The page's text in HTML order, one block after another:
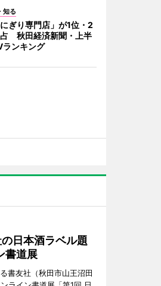
知る
にぎり専門店」が1位・2
秋田経済新聞・上半
ランキング
日本酒ラベル題
書道展
書友社（秋田市山王沼田